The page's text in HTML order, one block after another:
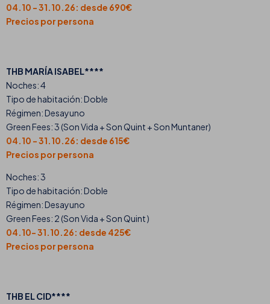
04.10 - 31.10.26: desde 690€
Precios por persona
THB MARÍA ISABEL****
Noches: 4
Tipo de habitación: Doble
Régimen: Desayuno
Green Fees: 3 (Son Vida + Son Quint + Son Muntaner)
04.10 - 31.10.26: desde 615€
Precios por persona
Noches: 3
Tipo de habitación: Doble
Régimen: Desayuno
Green Fees: 2 (Son Vida + Son Quint )
04.10- 31.10.26: desde 425€
Precios por persona
THB EL CID****